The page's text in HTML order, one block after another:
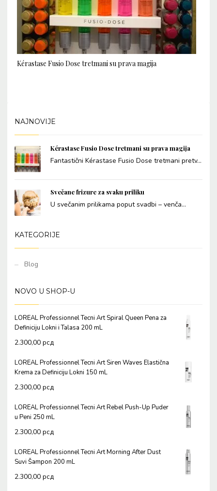
Kérastase Fusio Dose tretmani su prava magija
NAJNOVIJE
Kérastase Fusio Dose tretmani su prava magija
Fantastični Kérastase Fusio Dose tretmani pretv...
Svečane frizure za svaku priliku
U svečanim prilikama poput svadbi – venča...
KATEGORIJE
Blog
NOVO U SHOP-U
LOREAL Professionnel Tecni Art Spiral Queen Pena za
Definiciju Lokni i Talasa 200 mL
2.300,00 рсд
LOREAL Professionnel Tecni Art Siren Waves Elastična
Krema za Definiciju Lokni 150 mL
2.300,00 рсд
LOREAL Professionnel Tecni Art Rebel Push-Up Puder
u Peni 250 mL
2.300,00 рсд
LOREAL Professionnel Tecni Art Morning After Dust
Suvi Šampon 200 mL
2.300,00 рсд